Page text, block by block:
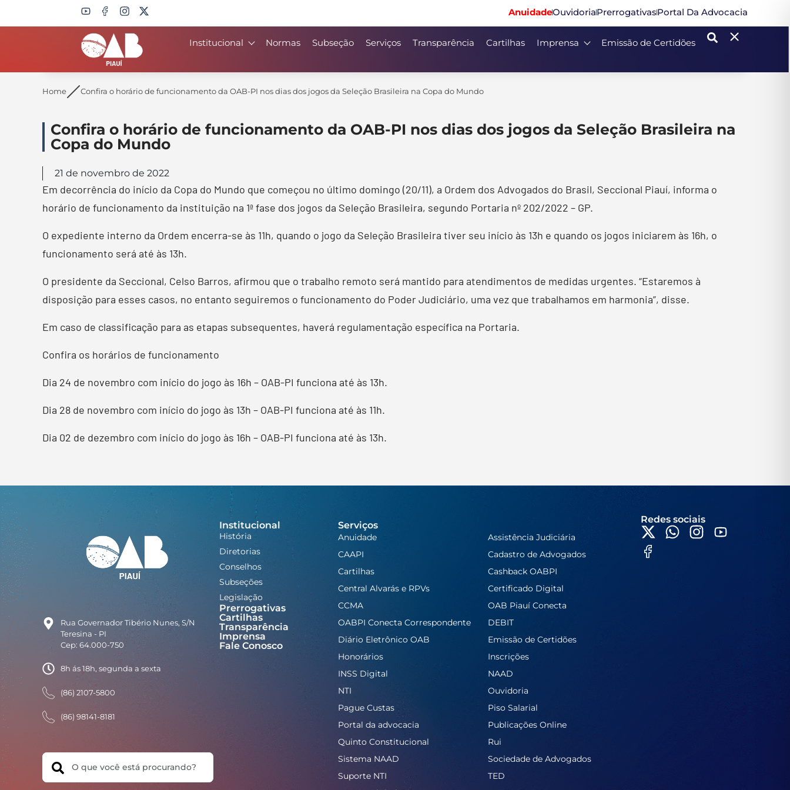
AnuidadeOuvidoriaPrerrogativasPortal Da Advocacia
Institucional Normas Subseção Serviços Transparência Cartilhas Imprensa Emissão de Certidões
Search
Home Confira o horário de funcionamento da OAB-PI nos dias dos jogos da Seleção Brasileira na Copa do Mundo
Confira o horário de funcionamento da OAB-PI nos dias dos jogos da Seleção Brasileira na
Copa do Mundo
21 de novembro de 2022
Em decorrência do início da Copa do Mundo que começou no último domingo (20/11), a Ordem dos Advogados do Brasil, Seccional Piauí, informa o
horário de funcionamento da instituição na 1ª fase dos jogos da Seleção Brasileira, segundo Portaria nº 202/2022 – GP.
O expediente interno da Ordem encerra-se às 11h, quando o jogo da Seleção Brasileira tiver seu início às 13h e quando os jogos iniciarem às 16h, o
funcionamento será até às 13h.
O presidente da Seccional, Celso Barros, afirmou que o trabalho remoto será mantido para atendimentos de medidas urgentes. “Estaremos à
disposição para esses casos, no entanto seguiremos o funcionamento do Poder Judiciário, uma vez que trabalhamos em harmonia”, disse.
Em caso de classificação para as etapas subsequentes, haverá regulamentação específica na Portaria.
Confira os horários de funcionamento
Dia 24 de novembro com início do jogo às 16h – OAB-PI funciona até às 13h.
Dia 28 de novembro com início do jogo às 13h – OAB-PI funciona até às 11h.
Dia 02 de dezembro com início do jogo às 16h – OAB-PI funciona até às 13h.
Rua Governador Tibério Nunes, S/N
Teresina - PI
Cep: 64.000-750
8h ás 18h, segunda a sexta
(86) 2107-5800
(86) 98141-8181
Search
Institucional
História
Diretorias
Conselhos
Subseções
Legislação
Prerrogativas
Cartilhas
Transparência
Imprensa
Fale Conosco
Serviços
Anuidade
Assistência Judiciária
CAAPI
Cadastro de Advogados
Cartilhas
Cashback OABPI
Central Alvarás e RPVs
Certificado Digital
CCMA
OAB Piauí Conecta
OABPI Conecta Correspondente
DEBIT
Diário Eletrônico OAB
Emissão de Certidões
Honorários
Inscrições
INSS Digital
NAAD
NTI
Ouvidoria
Pague Custas
Piso Salarial
Portal da advocacia
Publicações Online
Quinto Constitucional
Rui
Sistema NAAD
Sociedade de Advogados
Suporte NTI
TED
Redes sociais